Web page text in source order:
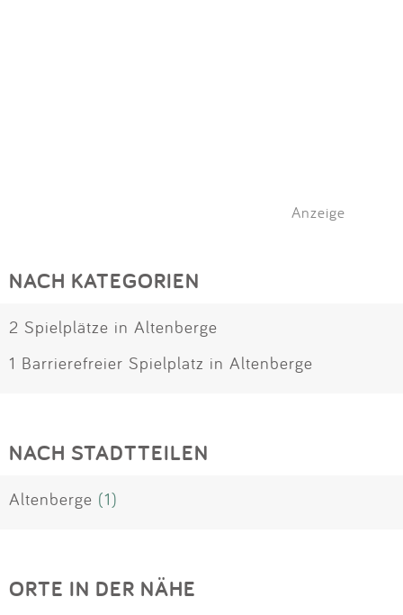
Anzeige
NACH KATEGORIEN
2 Spielplätze in Altenberge
1 Barrierefreier Spielplatz in Altenberge
NACH STADTTEILEN
Altenberge (1)
ORTE IN DER NÄHE